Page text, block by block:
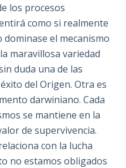
los procesos
como si realmente
el mecanismo
maravillosa variedad
duda una de las
del Origen. Otra es
darwiniano. Cada
se mantiene en la
de supervivencia.
con la lucha
no estamos obligados